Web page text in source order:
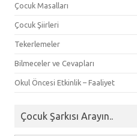
Çocuk Masalları
Çocuk Şiirleri
Tekerlemeler
Bilmeceler ve Cevapları
Okul Öncesi Etkinlik – Faaliyet
Çocuk Şarkısı Arayın..